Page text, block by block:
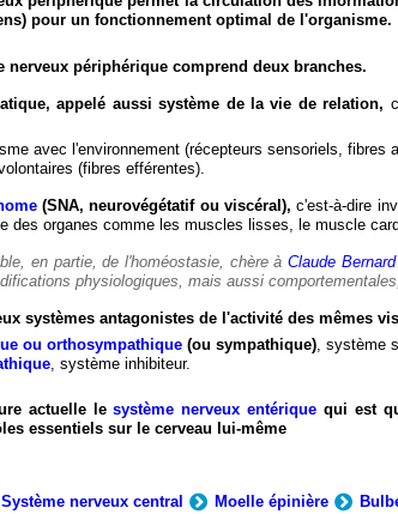
pour un fonctionnement optimal de l'organisme.
nerveux périphérique comprend deux branches.
appelé aussi système de la vie de relation,
avec l'environnement (récepteurs sensoriels, fibres
(fibres efférentes).
(SNA, neurovégétatif ou viscéral), c'est-à-dire
des organes comme les muscles lisses, le muscle
en partie, de l'homéostasie, chère àClaude
physiologiques, mais aussi
systèmes antagonistes de l'activité des mêmes
ou orthosympathique (ou sympathique), système
, système inhibiteur.
actuelle lesystème nerveux entérique qui est
essentiels sur le cerveau lui-même
Système nerveux central Moelle épinière